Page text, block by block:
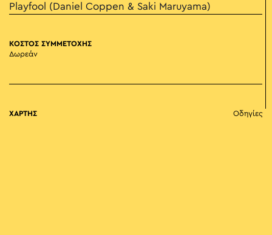
Playfool (Daniel Coppen & Saki Maruyama)
ΚΟΣΤΟΣ ΣΥΜΜΕΤΟΧΗΣ
Δωρεάν
ΧΑΡΤΗΣ Οδηγίες